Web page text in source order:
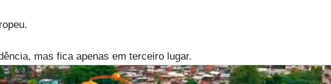
mas fica apenas em terceiro lugar.